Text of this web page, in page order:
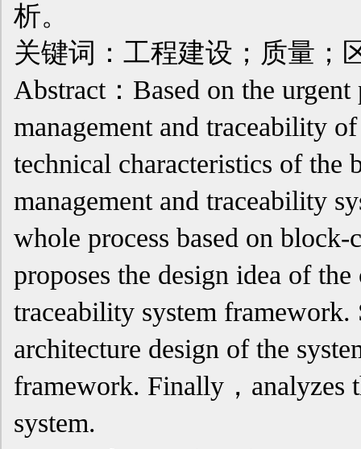
析。
关键词：工程建设；质量；
Abstract：Based on the
management and traceability
technical characteristics of
management and traceability
whole process based on
proposes the design idea of
traceability system
architecture design of the
framework. Finally，analyzes
system.